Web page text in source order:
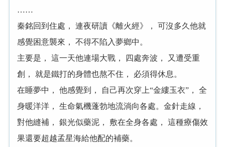
……
秦銘回到住處， 連夜研讀《離火經》， 可沒多久他就
感覺困意襲來， 不得不陷入夢鄉中。
主要是， 這一天他連場大戰， 四處奔波， 又遭受重
創， 就是鐵打的身體也熬不住， 必須得休息。
在睡夢中， 他感覺到， 自己再次穿上“金縷玉衣”， 全
身暖洋洋， 生命氣機蓬勃地流淌向各處。金針走線，
對他縫補， 銀光似藥泥， 敷在全身各處， 這種療傷效
果還要超越孟星海給他配的補藥。